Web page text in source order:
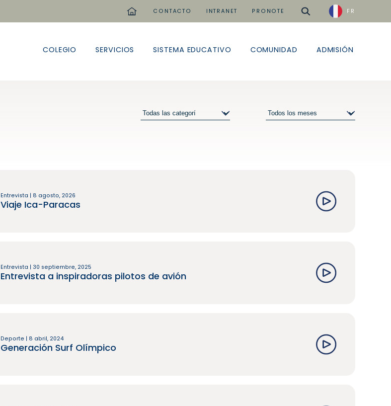
home CONTACTO INTRANET PRONOTE buscar
FR
COLEGIO SERVICIOS SISTEMA EDUCATIVO COMUNIDAD ADMISIÓN
Entrevista | 8 agosto, 2026
Viaje Ica-Paracas
Entrevista | 30 septiembre, 2025
Entrevista a inspiradoras pilotos de avión
Deporte | 8 abril, 2024
Generación Surf Olímpico